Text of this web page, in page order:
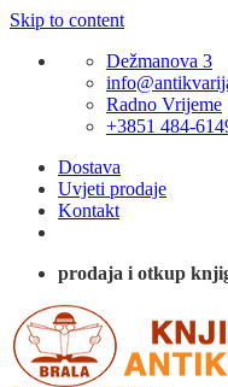
Skip to content
Dežmanova 3
Radno Vrijeme
+3851 484-
Dostava
Uvjeti prodaje
Kontakt
prodaja i otkup